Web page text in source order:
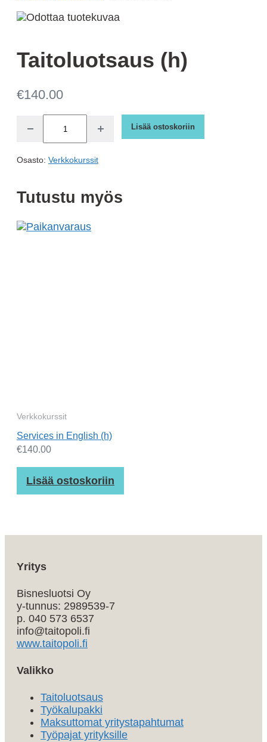
Taitoluotsaus (h)
€140.00
kappalemäärää
määrä
Lisää
kappalemäärää
Lisää ostoskoriin
Osasto: Verkkokurssit
Tutustu myös
Verkkokurssit
Services in English (h)
€140.00
Lisää ostoskoriin
Yritys
Bisnesluotsi Oy
y-tunnus: 2989539-7
p. 040 573 6537
info@taitopoli.fi
www.taitopoli.fi
Valikko
Taitoluotsaus
Työkalupakki
Maksuttomat yritystapahtumat
Työpajat yrityksille